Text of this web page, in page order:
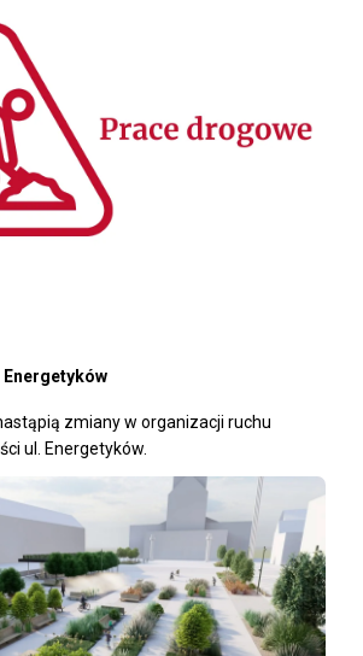
zmiany w organizacji ruchu
ul. Energetyków.